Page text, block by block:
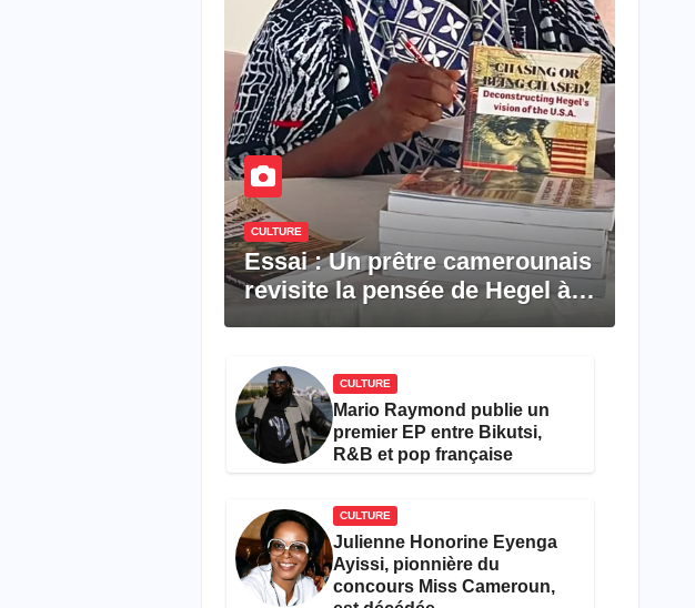
CULTURE
Essai : Un prêtre camerounais
revisite la pensée de Hegel à
CULTURE
Mario Raymond publie un
premier EP entre Bikutsi,
R&B et pop française
CULTURE
Julienne Honorine Eyenga
Ayissi, pionnière du
concours Miss Cameroun,